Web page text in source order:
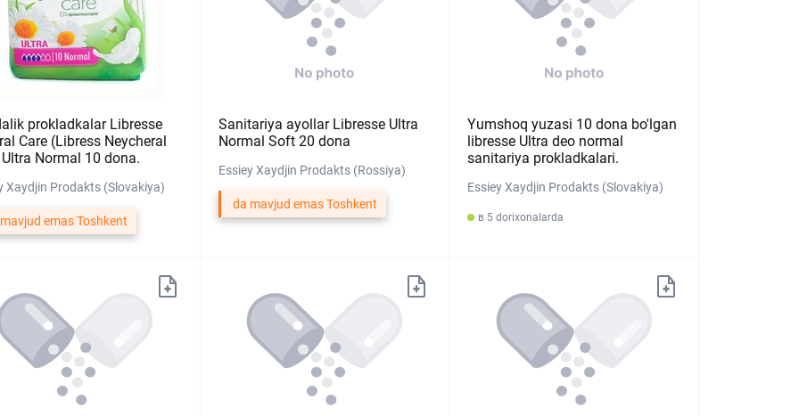
prokladkalar Libresse
Care (Libress Neycheral
Normal 10 dona.
Xaydjin Prodakts (Slovakiya)
emas Toshkent
Sanitariya ayollar Libresse Ultra
Normal Soft 20 dona
Essiey Xaydjin Prodakts (Rossiya)
da mavjud emas Toshkent
Yumshoq yuzasi 10 dona bo'lgan
libresse Ultra deo normal
sanitariya prokladkalari.
Essiey Xaydjin Prodakts (Slovakiya)
в 5 dorixonalarda